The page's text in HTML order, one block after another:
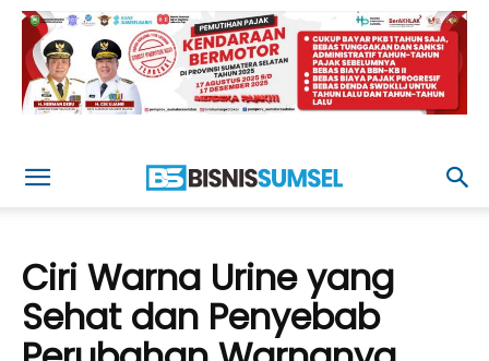
Ciri Warna Urine yang
Sehat dan Penyebab